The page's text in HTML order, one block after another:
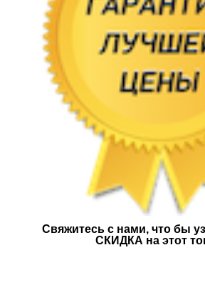
Свяжитесь с нами, что бы
СКИДКА на этот